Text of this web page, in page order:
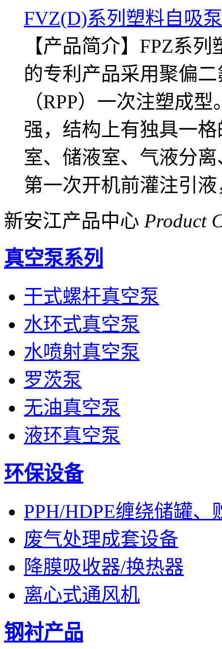
FVZ(D)系列塑料自吸泵
【产品简介】FPZ系
的专利产品采用聚偏
（RPP）一次注塑成
强，结构上有独具一
室、储液室、气液分
第一次开机前灌注引
新安江产品中心 Product
真空泵系列
干式螺杆真空泵
水环式真空泵
水喷射真空泵
罗茨泵
无油真空泵
液环真空泵
环保设备
PPH/HDPE缠绕储罐、
废气处理成套设备
降膜吸收器/换热器
离心式通风机
钢衬产品